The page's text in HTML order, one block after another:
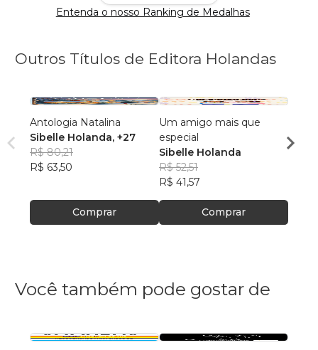
Entenda o nosso Ranking de Medalhas
Outros Títulos de Editora Holandas
Antologia Natalina
Sibelle Holanda, +27
R$ 80,21
R$ 63,50
Comprar
Um amigo mais que
especial
Sibelle Holanda
R$ 52,51
R$ 41,57
Comprar
Cores
Você também pode gostar de